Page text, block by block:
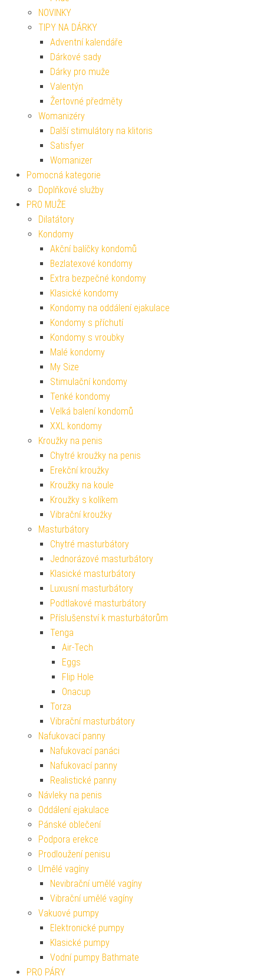
NOVINKY
TIPY NA DÁRKY
Adventní kalendáře
Dárkové sady
Dárky pro muže
Valentýn
Žertovné předměty
Womanizéry
Další stimulátory na klitoris
Satisfyer
Womanizer
Pomocná kategorie
Doplňkové služby
PRO MUŽE
Dilatátory
Kondomy
Akční balíčky kondomů
Bezlatexové kondomy
Extra bezpečné kondomy
Klasické kondomy
Kondomy na oddálení ejakulace
Kondomy s příchutí
Kondomy s vroubky
Malé kondomy
My Size
Stimulační kondomy
Tenké kondomy
Velká balení kondomů
XXL kondomy
Kroužky na penis
Chytré kroužky na penis
Erekční kroužky
Kroužky na koule
Kroužky s kolíkem
Vibrační kroužky
Masturbátory
Chytré masturbátory
Jednorázové masturbátory
Klasické masturbátory
Luxusní masturbátory
Podtlakové masturbátory
Příslušenství k masturbátorům
Tenga
Air-Tech
Eggs
Flip Hole
Onacup
Torza
Vibrační masturbátory
Nafukovací panny
Nafukovací panáci
Nafukovací panny
Realistické panny
Návleky na penis
Oddálení ejakulace
Pánské oblečení
Podpora erekce
Prodloužení penisu
Umělé vagíny
Nevibrační umělé vagíny
Vibrační umělé vagíny
Vakuové pumpy
Elektronické pumpy
Klasické pumpy
Vodní pumpy Bathmate
PRO PÁRY